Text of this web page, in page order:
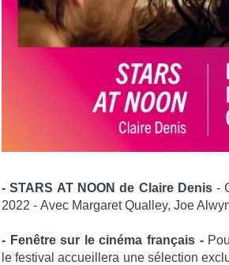
- STARS AT NOON de Claire Denis-
2022 - Avec Margaret Qualley, Joe
- Fenêtre sur le cinéma français -
le festival accueillera une sélection